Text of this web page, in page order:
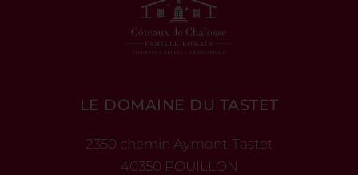
LE DOMAINE DU TASTET
2350 chemin Aymont-Tastet
40350 POUILLON